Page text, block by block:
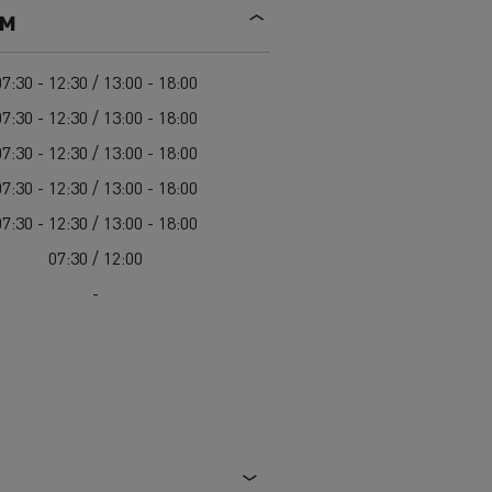
Radovi na održavanju cesta
Oprema za lokalne uprave
- 12:30 / 13:00 - 18:00
- 12:30 / 13:00 - 18:00
- 12:30 / 13:00 - 18:00
- 12:30 / 13:00 - 18:00
- 12:30 / 13:00 - 18:00
07:30 / 12:00
-